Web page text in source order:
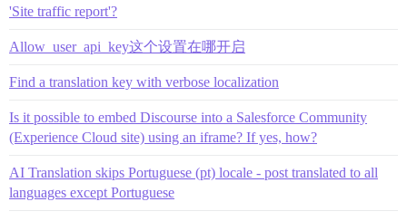
'Site traffic report'?
Allow_user_api_key这个设置在哪开启
Find a translation key with verbose localization
Is it possible to embed Discourse into a Salesforce Community
(Experience Cloud site) using an iframe? If yes, how?
AI Translation skips Portuguese (pt) locale - post translated to all
languages except Portuguese